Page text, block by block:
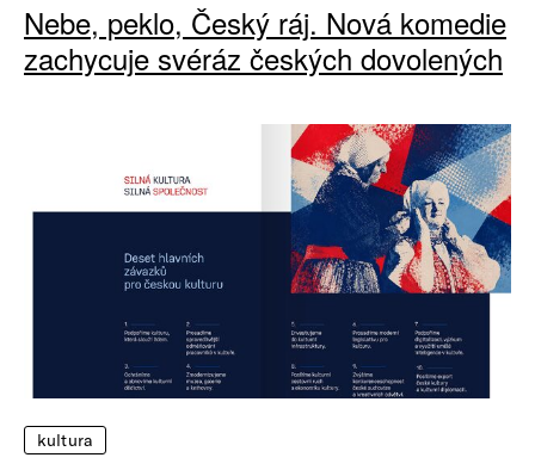
Nebe, peklo, Český ráj. Nová komedie
zachycuje svéráz českých dovolených
kultura